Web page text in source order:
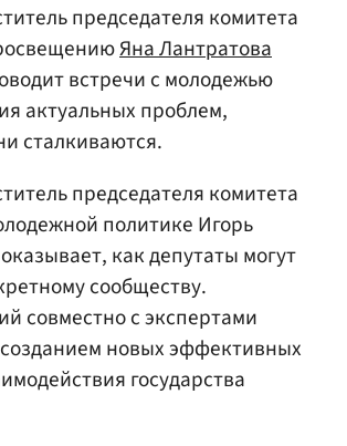
председателя комитета
Яна Лантратова
встречи с молодежью
актуальных проблем,
сталкиваются.
председателя комитета
политике Игорь
как депутаты могут
сообществу.
совместно с экспертами
новых эффективных
государства